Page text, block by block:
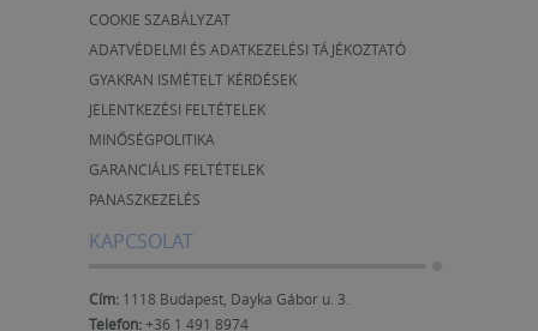
COOKIE SZABÁLYZAT
ADATVÉDELMI ÉS ADATKEZELÉSI TÁJÉKOZTATÓ
GYAKRAN ISMÉTELT KÉRDÉSEK
JELENTKEZÉSI FELTÉTELEK
MINŐSÉGPOLITIKA
GARANCIÁLIS FELTÉTELEK
PANASZKEZELÉS
KAPCSOLAT
Cím: 1118 Budapest, Dayka Gábor u. 3.
Telefon:+36 1 491 8974